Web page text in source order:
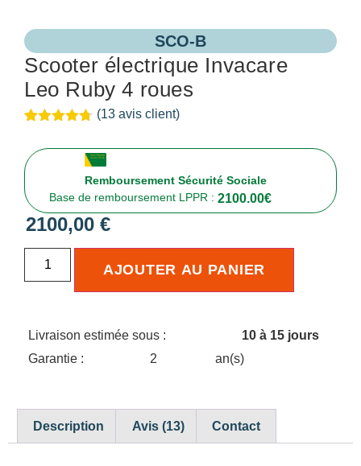
Scooter électrique Invacare
Leo Ruby 4 roues
SCO-B
sur 5
basé sur
notations
(13 avis client)
Remboursement Sécurité Sociale
Base de remboursement LPPR : 2100.00€
2100,00 €
AJOUTER AU PANIER
Livraison estimée sous :
10 à 15 jours
Garantie :
2 an(s)
Description Avis (13) Contact